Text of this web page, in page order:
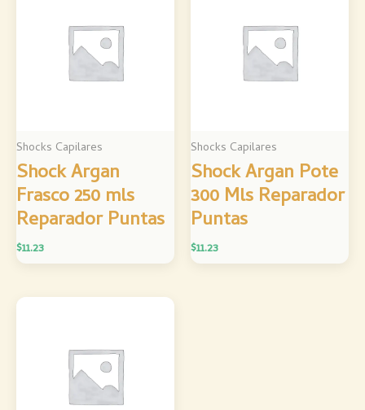
Shocks Capilares
Shock Argan
Frasco 250 mls
Reparador Puntas
$11.23
Shocks Capilares
Shock Argan Pote
300 Mls Reparador
Puntas
$11.23